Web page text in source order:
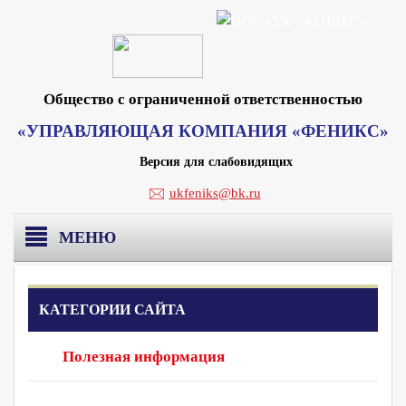
Общество с ограниченной ответственностью
«УПРАВЛЯЮЩАЯ КОМПАНИЯ «ФЕНИКС»
Версия для слабовидящих
ukfeniks@bk.ru
МЕНЮ
Главная
О компании
Реквизиты Москва
Раскрытие информации
КАТЕГОРИИ САЙТА
Полезная информация